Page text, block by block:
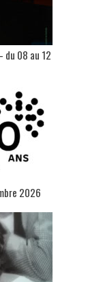
du 08 au 12
2026